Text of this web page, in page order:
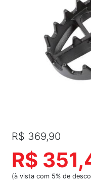
R$ 369,90
R$
(à vista com 5% de